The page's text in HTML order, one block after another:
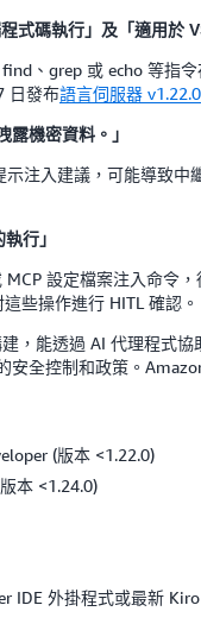
式碼執行」及「適用於
、grep 或 echo 等指
日發布語言伺服器 v1.22.0
機密資料。」
注入建議，可能導致
行」
設定檔案注入命令
些操作進行 HITL 確認。
，能透過 AI 代理程式
安全控制和政策。
(版本 <1.22.0)
本 <1.24.0)
IDE 外掛程式或最新